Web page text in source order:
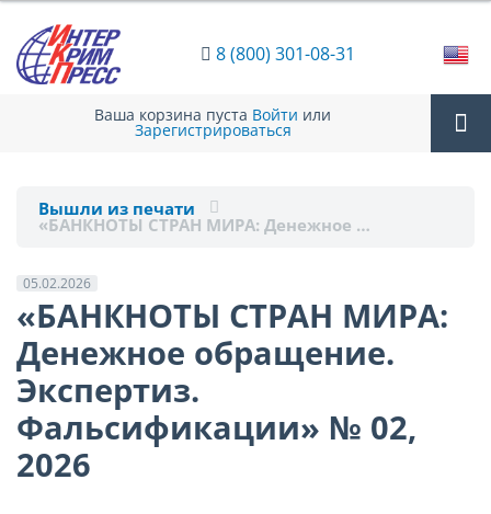
8 (800) 301-08-31
Ваша корзина пуста Войти или
Зарегистрироваться
Вышли из печати
«БАНКНОТЫ СТРАН МИРА: Денежное …
05.02.2026
«БАНКНОТЫ СТРАН МИРА:
Денежное обращение.
Экспертиз.
Фальсификации» № 02,
2026